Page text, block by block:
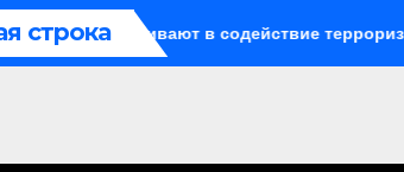
строка
оборачивают в содействие терроризму